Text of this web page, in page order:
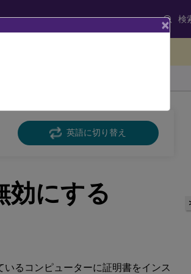
検
英語に切り替え
効にする
るコンピューターに証明書をインス
×